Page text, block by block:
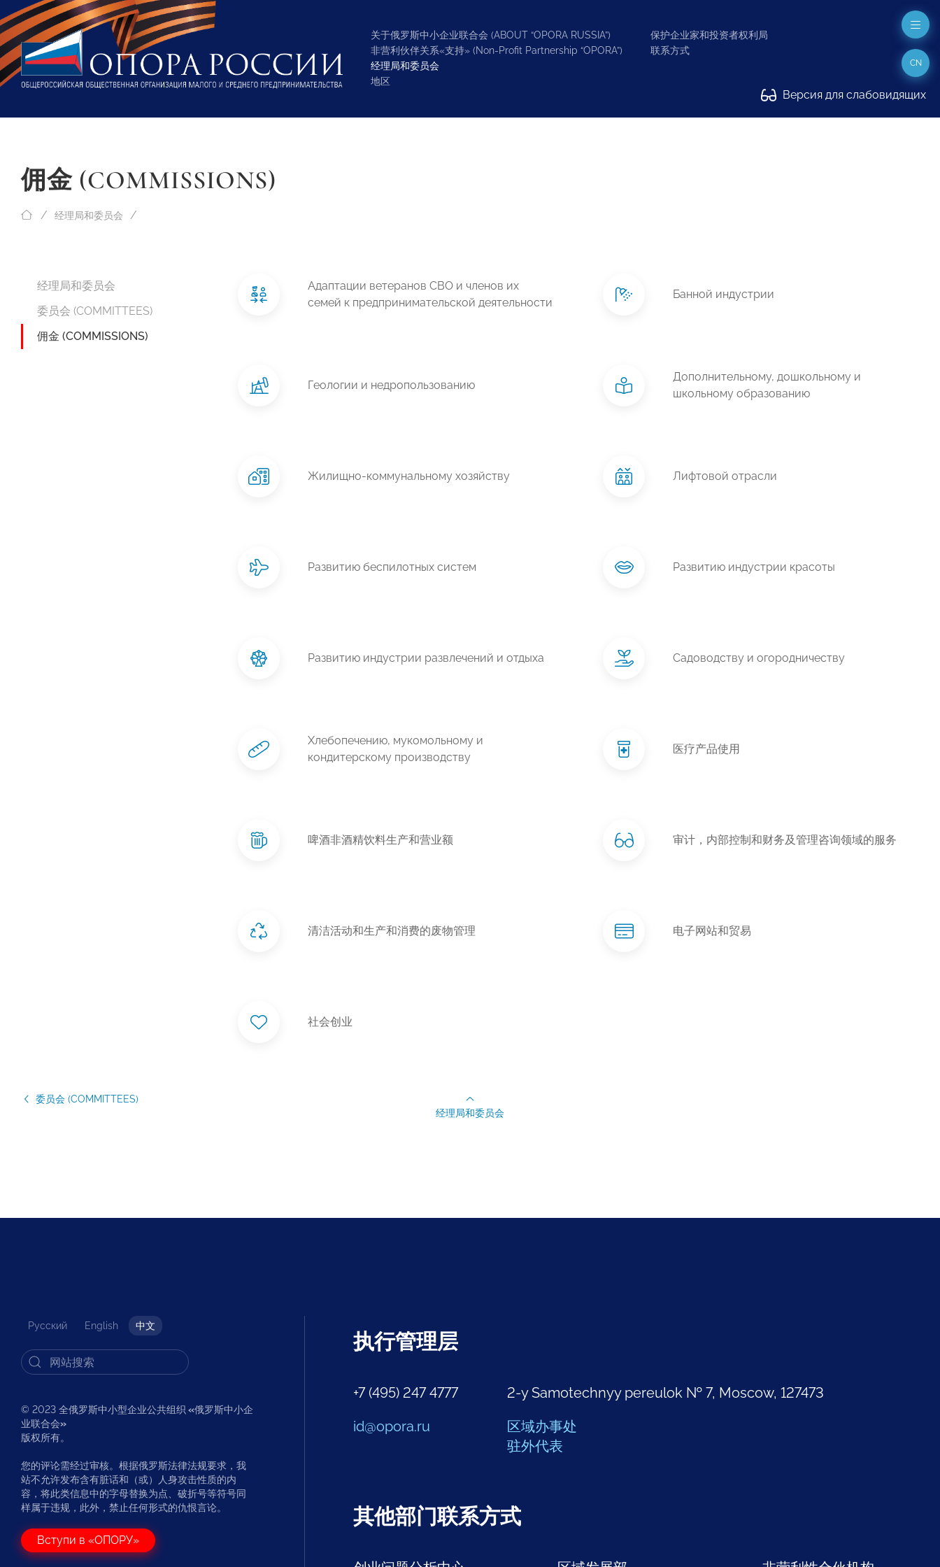
关于俄罗斯中小企业联合会 (ABOUT “OPORA RUSSIA”)
非营利伙伴关系«支持» (Non-Profit Partnership “OPORA”)
经理局和委员会
地区
保护企业家和投资者权利局
联系方式
Версия для слабовидящих
CN
佣金 (COMMISSIONS)
经理局和委员会
经理局和委员会
委员会 (COMMITTEES)
佣金 (COMMISSIONS)
Адаптации ветеранов СВО и членов их
семей к предпринимательской деятельности
Банной индустрии
Геологии и недропользованию
Дополнительному, дошкольному и
школьному образованию
Жилищно-коммунальному хозяйству Лифтовой отрасли
Развитию беспилотных систем Развитию индустрии красоты
Развитию индустрии развлечений и отдыха Садоводству и огородничеству
Хлебопечению, мукомольному и
кондитерскому производству
医疗产品使用
啤酒非酒精饮料生产和营业额 审计，内部控制和财务及管理咨询领域的服务
清洁活动和生产和消费的废物管理 电子网站和贸易
社会创业
委员会 (COMMITTEES)
经理局和委员会
Русский English 中文
© 2023 全俄罗斯中小型企业公共组织 «俄罗斯中小企
业联合会»
版权所有。
您的评论需经过审核。根据俄罗斯法律法规要求，我
站不允许发布含有脏话和（或）人身攻击性质的内
容，将此类信息中的字母替换为点、破折号等符号同
样属于违规，此外，禁止任何形式的仇恨言论。
Вступи в «ОПОРУ»
执行管理层
+7 (495) 247 4777
id@opora.ru
2-y Samotechnyy pereulok № 7, Moscow, 127473
区域办事处
驻外代表
其他部门联系方式